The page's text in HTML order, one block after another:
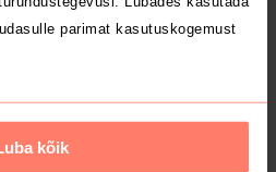
parimat kasutuskogemust
kõik
3 €